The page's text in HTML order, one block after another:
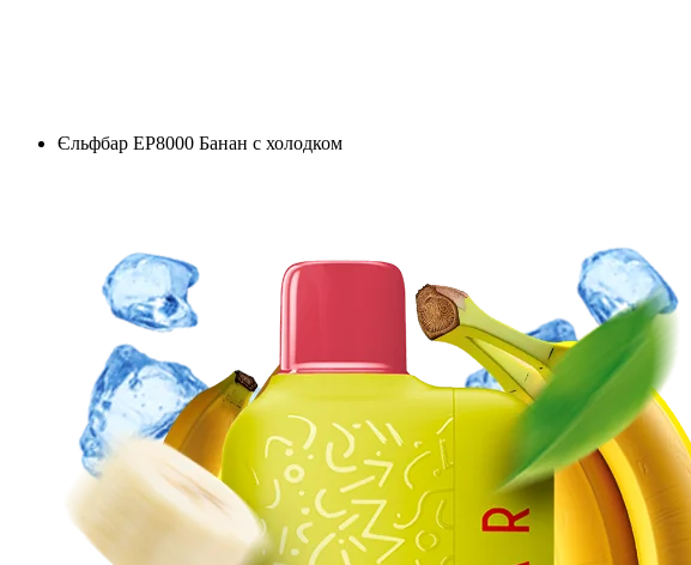
Єльфбар EP8000 Банан с холодком